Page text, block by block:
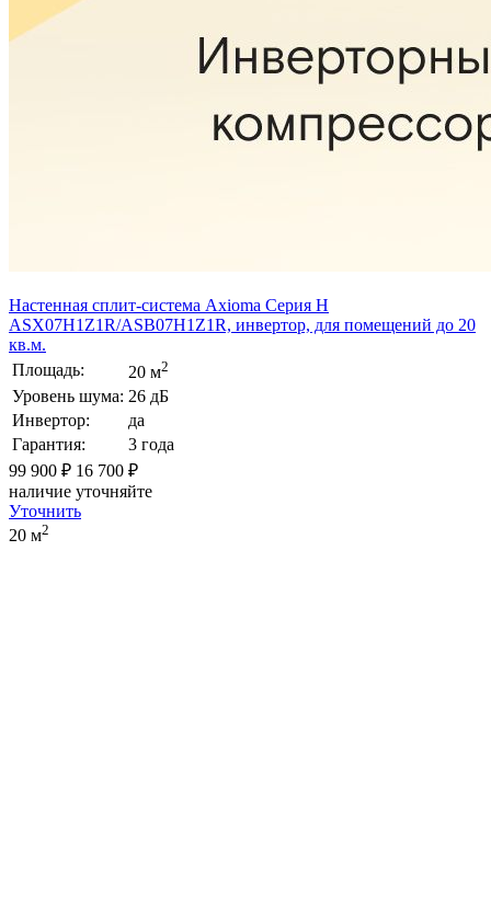
Настенная сплит-система Axioma Серия H
ASX07H1Z1R/ASB07H1Z1R, инвертор, для помещений до 20
кв.м.
Площадь:
20 м2
Уровень шума: 26 дБ
Инвертор:
да
Гарантия:
3 года
99 900 ₽ 16 700 ₽
наличие уточняйте
Уточнить
20 м2